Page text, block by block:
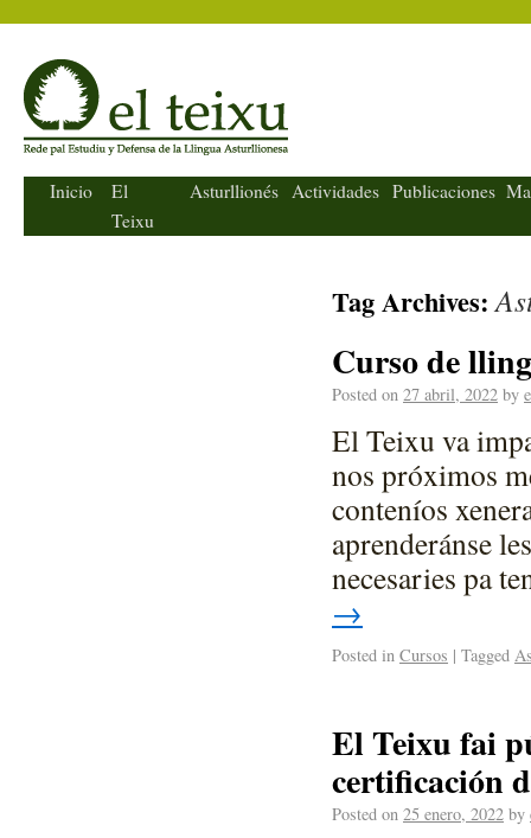
El Teixu
Inicio
El
Teixu
Asturllionés Actividades Publicaciones
Tag Archives:
Curso de
Posted on 27 abril, 2022 by
El Teixu va
nos próximos
conteníos
aprenderánse
necesaries pa
→
Posted in Cursos | Tagged
El Teixu fai
certificación
Posted on 25 enero, 2022 by